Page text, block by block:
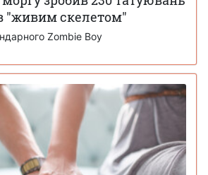
"живим скелетом"
Zombie Boy